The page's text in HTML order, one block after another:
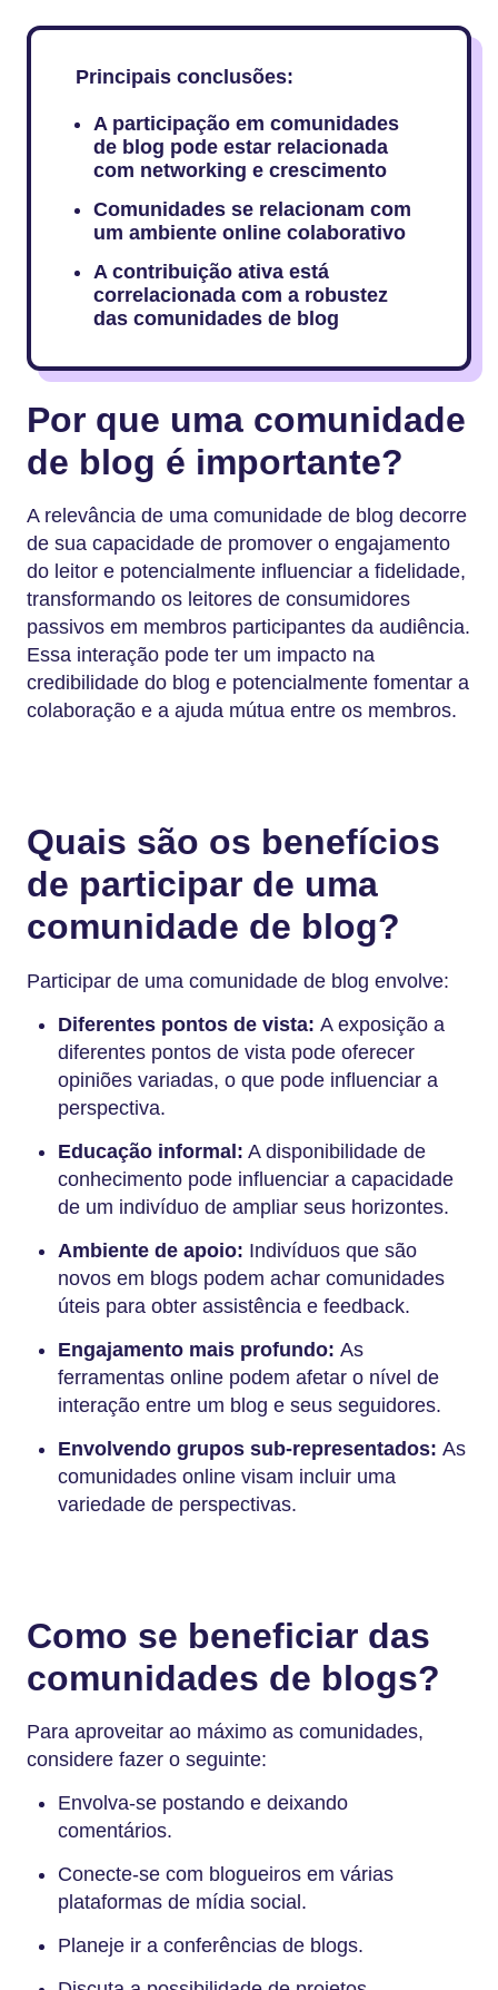
Principais conclusões:
A participação em comunidades
de blog pode estar relacionada
com networking e crescimento
Comunidades se relacionam com
um ambiente online colaborativo
A contribuição ativa está
correlacionada com a robustez
das comunidades de blog
Por que uma comunidade
de blog é importante?
A relevância de uma comunidade de blog decorre
de sua capacidade de promover o engajamento
do leitor e potencialmente influenciar a fidelidade,
transformando os leitores de consumidores
passivos em membros participantes da audiência.
Essa interação pode ter um impacto na
credibilidade do blog e potencialmente fomentar a
colaboração e a ajuda mútua entre os membros.
Quais são os benefícios
de participar de uma
comunidade de blog?
Participar de uma comunidade de blog envolve:
Diferentes pontos de vista: A exposição a
diferentes pontos de vista pode oferecer
opiniões variadas, o que pode influenciar a
perspectiva.
Educação informal: A disponibilidade de
conhecimento pode influenciar a capacidade
de um indivíduo de ampliar seus horizontes.
Ambiente de apoio: Indivíduos que são
novos em blogs podem achar comunidades
úteis para obter assistência e feedback.
Engajamento mais profundo: As
ferramentas online podem afetar o nível de
interação entre um blog e seus seguidores.
Envolvendo grupos sub-representados: As
comunidades online visam incluir uma
variedade de perspectivas.
Como se beneficiar das
comunidades de blogs?
Para aproveitar ao máximo as comunidades,
considere fazer o seguinte:
Envolva-se postando e deixando
comentários.
Conecte-se com blogueiros em várias
plataformas de mídia social.
Planeje ir a conferências de blogs.